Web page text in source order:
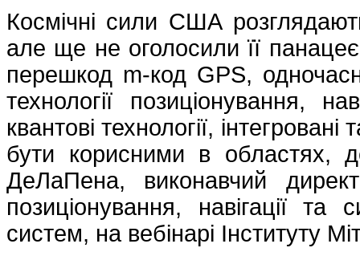
Космічні сили США
але ще не оголосили її
перешкод m-код GPS,
технології позиціонування,
квантові технології,
бути корисними в областях,
ДеЛаПена, виконавчий
позиціонування, навігації та
систем, на вебінарі Інституту